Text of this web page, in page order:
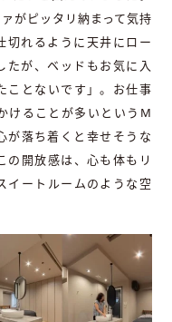
がピッタリ納まって気持
切れるように天井にロー
たが、ベッドもお気に入
ことないです」。お仕事
けることが多いというM
が落ち着くと幸せそうな
の開放感は、心も体もリ
イートルームのような空